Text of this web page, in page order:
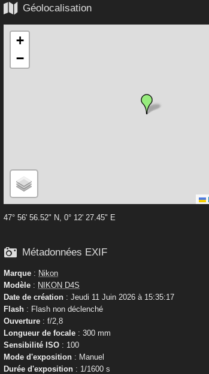
 Géolocalisation
+
−
47° 56' 56.52" N, 0° 12' 27.45" E
 Métadonnées EXIF
Marque : Nikon
Modèle : NIKON D4S
Date de création : Jeudi 11 Juin 2026 à 15:35:17
Flash : Flash non déclenché
Ouverture : f/2,8
Longueur de focale : 300 mm
Sensibilité ISO : 100
Mode d'exposition : Manuel
Durée d'exposition : 1/1600 s